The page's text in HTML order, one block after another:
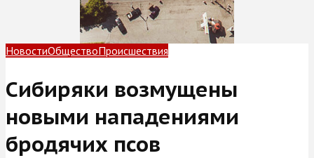
НовостиОбществоПроисшествия
Сибиряки возмущены
новыми нападениями
бродячих псов